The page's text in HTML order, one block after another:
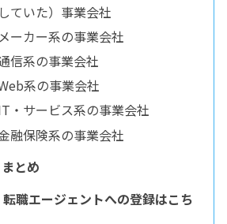
ていた）事業会社
メーカー系の事業会社
信系の事業会社
系の事業会社
・サービス系の事業会社
融保険系の事業会社
とめ
職エージェントへの登録はこち